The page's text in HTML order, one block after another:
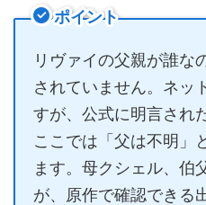
ポイント
リヴァイの父親が誰な
されていません。ネッ
すが、公式に明言され
ここでは「父は不明」
ます。母クシェル、伯
が、原作で確認できる